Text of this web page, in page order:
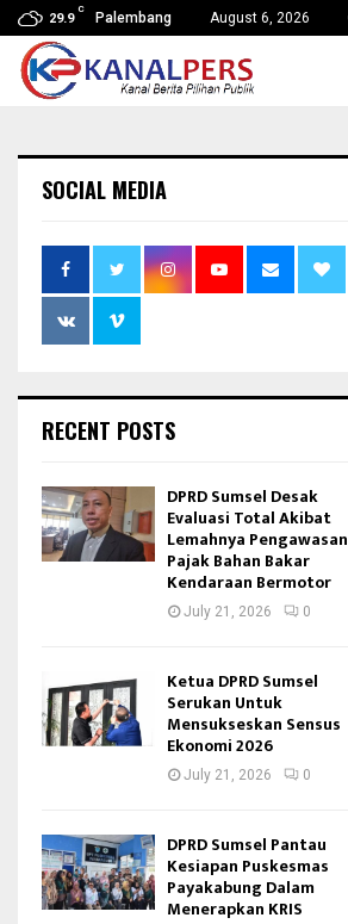
29.9
C
Palembang August 6, 2026
SOCIAL MEDIA
RECENT POSTS
DPRD Sumsel Desak
Evaluasi Total Akibat
Lemahnya Pengawasan
Pajak Bahan Bakar
Kendaraan Bermotor
July 21, 2026 0
Ketua DPRD Sumsel
Serukan Untuk
Mensukseskan Sensus
Ekonomi 2026
July 21, 2026 0
DPRD Sumsel Pantau
Kesiapan Puskesmas
Payakabung Dalam
Menerapkan KRIS